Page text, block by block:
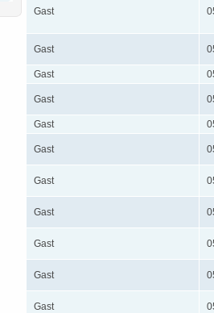
Gast
Gast
Gast
Gast
Gast
Gast
Gast
Gast
Gast
Gast
Gast